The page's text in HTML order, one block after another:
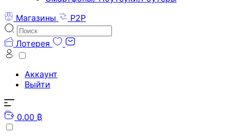
Магазины
P2P
Лотерея
Аккаунт
Выйти
0.00 ₿